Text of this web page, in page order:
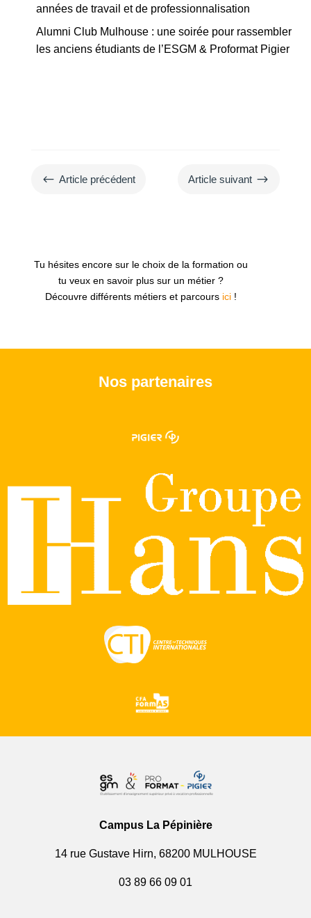
années de travail et de professionnalisation
Alumni Club Mulhouse : une soirée pour rassembler
les anciens étudiants de l’ESGM & Proformat Pigier
# Article précédent Article suivant $
Tu hésites encore sur le choix de la formation ou
tu veux en savoir plus sur un métier ?
Découvre différents métiers et parcours ici!
Nos partenaires
Campus La Pépinière
14 rue Gustave Hirn, 68200 MULHOUSE
03 89 66 09 01